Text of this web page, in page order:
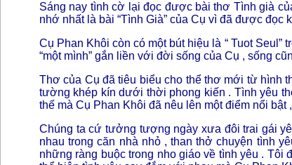
Sáng nay tình cờ lại đọc được bài thơ Tình già
nhớ nhất là bài “Tình Già” của Cụ vì đã được
Cụ Phan Khôi còn có một bút hiệu là “ Tuot
“một mình” gắn liền với đời sống của Cụ , sống
Thơ của Cụ đã tiêu biểu cho thể thơ mới từ hình
tường khép kín dưới thời phong kiến . Tình yêu
thế mà Cụ Phan Khôi đã nêu lên một điểm nổi bật
Chúng ta cứ tưởng tượng ngày xưa đôi trai gái
nhau trong căn nhà nhỏ , than thở chuyện tình
những ràng buộc trong nho giáo về tình yêu . Tôi